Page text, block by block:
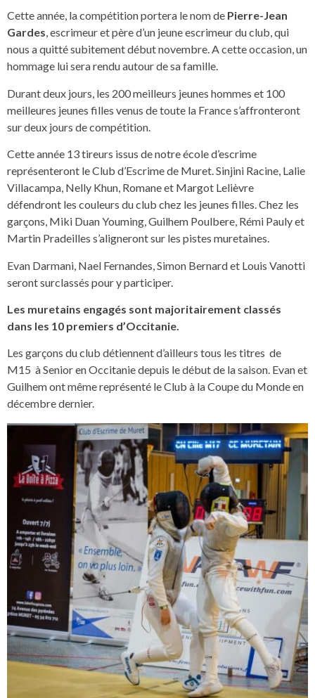
Cette année, la compétition portera le nom de Pierre-Jean
Gardes, escrimeur et père d’un jeune escrimeur du club, qui
nous a quitté subitement début novembre. A cette occasion, un
hommage lui sera rendu autour de sa famille.
Durant deux jours, les 200 meilleurs jeunes hommes et 100
meilleures jeunes filles venus de toute la France s’affronteront
sur deux jours de compétition.
Cette année 13 tireurs issus de notre école d’escrime
représenteront le Club d’Escrime de Muret. Sinjini Racine, Lalie
Villacampa, Nelly Khun, Romane et Margot Lelièvre
défendront les couleurs du club chez les jeunes filles. Chez les
garçons, Miki Duan Youming, Guilhem Poulbere, Rémi Pauly et
Martin Pradeilles s’aligneront sur les pistes muretaines.
Evan Darmani, Nael Fernandes, Simon Bernard et Louis Vanotti
seront surclassés pour y participer.
Les muretains engagés sont majoritairement classés
dans les 10 premiers d’Occitanie.
Les garçons du club détiennent d’ailleurs tous les titres de
M15 à Senior en Occitanie depuis le début de la saison. Evan et
Guilhem ont même représenté le Club à la Coupe du Monde en
décembre dernier.